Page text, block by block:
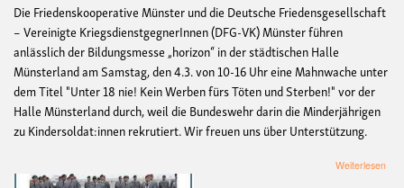
Die Friedenskooperative Münster und die Deutsche Friedensgesellschaft
– Vereinigte KriegsdienstgegnerInnen (DFG-VK) Münster führen
anlässlich der Bildungsmesse „horizon“ in der städtischen Halle
Münsterland am Samstag, den 4.3. von 10-16 Uhr eine Mahnwache unter
dem Titel "Unter 18 nie! Kein Werben fürs Töten und Sterben!" vor der
Halle Münsterland durch, weil die Bundeswehr darin die Minderjährigen
zu Kindersoldat:innen rekrutiert. Wir freuen uns über Unterstützung.
Weiterlesen